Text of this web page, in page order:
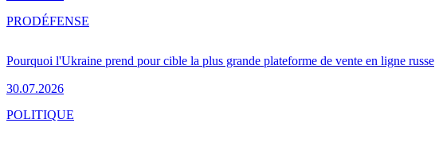
Pourquoi l'Ukraine prend pour cible la plus grande plateforme de vente en ligne russe
30.07.2026
PRODÉFENSE
POLITIQUE